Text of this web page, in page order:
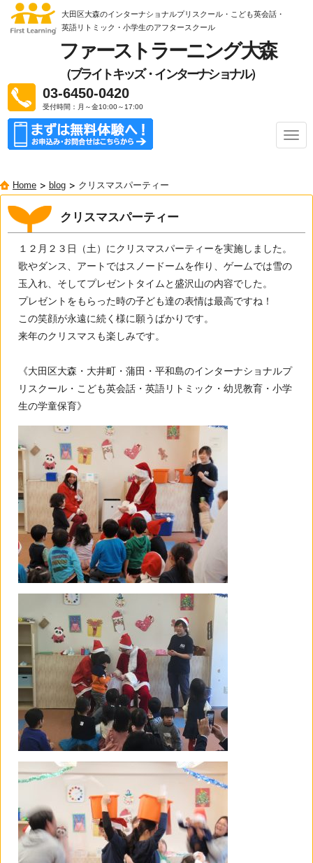
大田区大森のインターナショナルプリスクール・こども英会話・
英語リトミック ・小学生のアフタースクール
ファーストラーニング大森
（ブライトキッズ・インターナショナル）
03-6450-0420
受付時間：月～金10:00～17:00
ナ
ビ
Home blog クリスマスパーティー
クリスマスパーティー
１２月２３日（土）にクリスマスパーティーを実施しました。
歌やダンス、アートではスノードームを作り、ゲームでは雪の
玉入れ、そしてプレゼントタイムと盛沢山の内容でした。
プレゼントをもらった時の子ども達の表情は最高ですね！
この笑顔が永遠に続く様に願うばかりです。
来年のクリスマスも楽しみです。
《大田区大森・大井町・蒲田・平和島のインターナショナルプ
リスクール・こども英会話・英語リトミック・幼児教育・小学
生の学童保育》